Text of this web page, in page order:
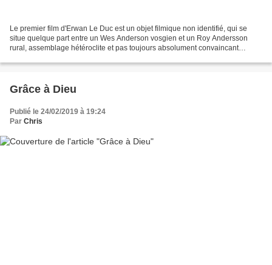
Le premier film d'Erwan Le Duc est un objet filmique non identifié, qui se
situe quelque part entre un Wes Anderson vosgien et un Roy Andersson
rural, assemblage hétéroclite et pas toujours absolument convaincant
Grâce à Dieu
Publié le 24/02/2019 à 19:24
Par Chris